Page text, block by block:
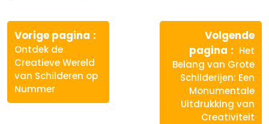
Berichtnavigatie
Vorige pagina
Ontdek de
Creatieve Wereld
van Schilderen op
Nummer
Volgende
pagina
Het
Belang van Grote
Schilderijen: Een
Monumentale
Uitdrukking van
Creativiteit